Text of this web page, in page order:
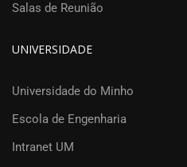
Salas de Reunião
UNIVERSIDADE
Universidade do Minho
Escola de Engenharia
Intranet UM